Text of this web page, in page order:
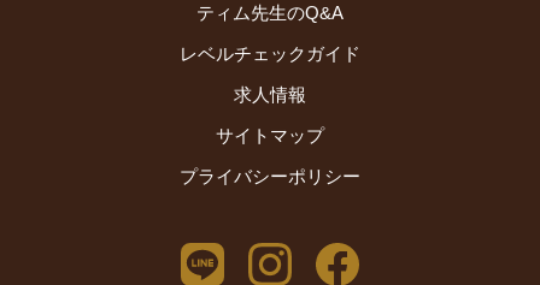
ティム先生のQ&A
レベルチェックガイド
求人情報
サイトマップ
プライバシーポリシー